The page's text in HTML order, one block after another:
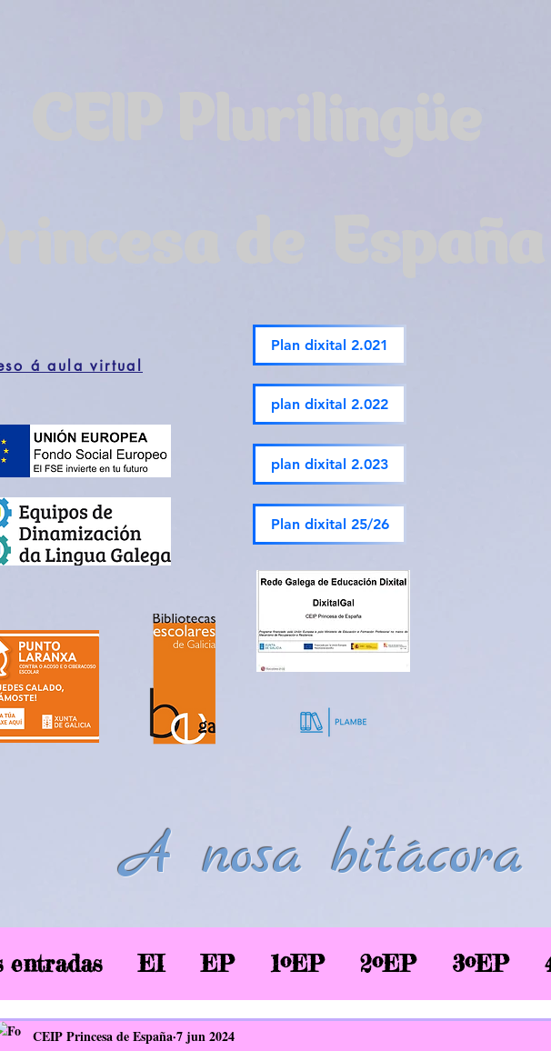
á aula virtual
Plan dixital 2.021
plan dixital 2.022
plan dixital 2.023
Plan dixital 25/26
A nosa bitácora
entradas EI EP 1ºEP 2ºEP 3ºEP
Curso2019/2020 Corentena COVID-19
CEIP Princesa de España7 jun 2024